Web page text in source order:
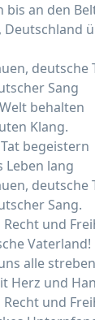
bis an den
Deutschland
deutsche
Sang
behalten
Klang.
begeistern
Leben lang
deutsche
Sang.
und
Vaterland!
alle
Herz und
und